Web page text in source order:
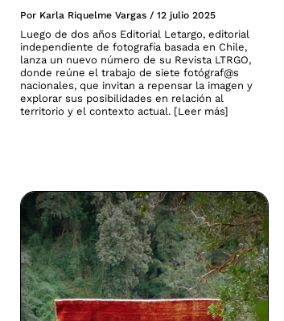
Por Karla Riquelme Vargas / 12 julio 2025
Luego de dos años Editorial Letargo, editorial
independiente de fotografía basada en Chile,
lanza un nuevo número de su Revista LTRGO,
donde reúne el trabajo de siete fotógraf@s
nacionales, que invitan a repensar la imagen y
explorar sus posibilidades en relación al
territorio y el contexto actual. [Leer más]